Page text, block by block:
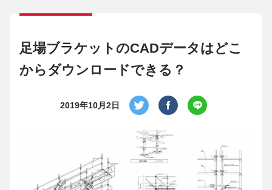
足場ブラケットのCADデータはどこ
からダウンロードできる？
2019年10月2日